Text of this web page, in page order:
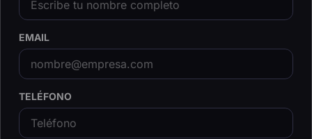
EMAIL
TELÉFONO